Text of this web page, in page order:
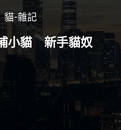
貓-雜記
小貓 新手貓奴